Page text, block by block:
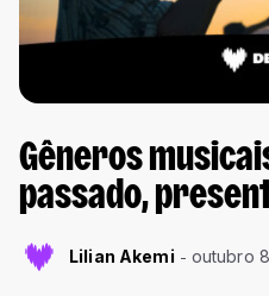
Gêneros
passado,
Lilian Akemi outubro